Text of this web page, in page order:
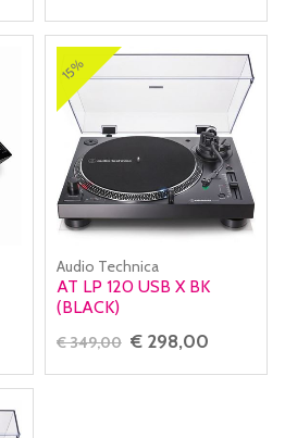
15%
Audio Technica
AT LP 120 USB X BK
(BLACK)
€ 349,00 € 298,00